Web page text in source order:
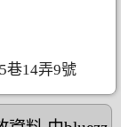
巷14弄9號